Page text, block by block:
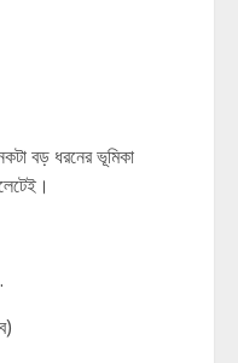
বড় ধরনের ভূমিকা